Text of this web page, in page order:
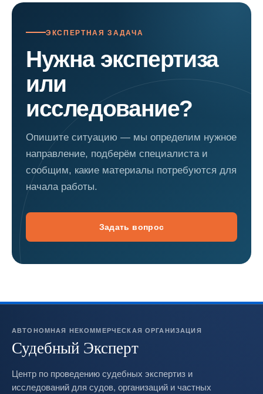
ЭКСПЕРТНАЯ ЗАДАЧА
Нужна экспертиза
или
исследование?
Опишите ситуацию — мы определим нужное
направление, подберём специалиста и
сообщим, какие материалы потребуются для
начала работы.
Задать вопрос
АВТОНОМНАЯ НЕКОММЕРЧЕСКАЯ ОРГАНИЗАЦИЯ
Судебный Эксперт
Центр по проведению судебных экспертиз и
исследований для судов, организаций и частных